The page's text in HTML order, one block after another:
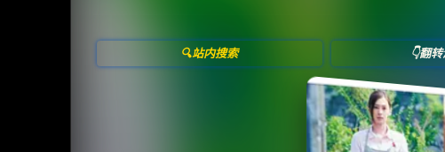
🔍站内搜索 👇翻转
《
⭐
收藏